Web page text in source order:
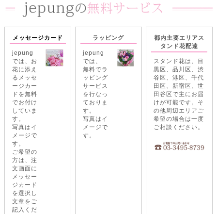
メッセージカード
jepung
では、お
花に添え
るメッセ
ージカー
ドを無料
でお付け
していま
す。
写真はイ
メージで
す。
ご希望の
方は、注
文画面に
メッセー
ジカード
を選択し
文章をご
記入くだ
ラッピング
jepung
では、
無料でラ
ッピング
サービス
を行なっ
ておりま
す。
写真はイ
メージで
す。
都内主要エリアス
タンド花配達
スタンド花は、目
黒区、品川区、渋
谷区、港区、千代
田区、新宿区、世
田谷区で主にお届
けが可能です。そ
の他周辺エリアご
希望の場合は一度
ご相談ください。